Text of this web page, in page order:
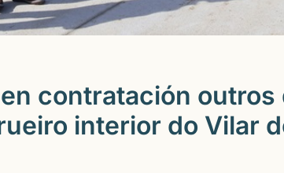
contratación outros
interior do Vilar